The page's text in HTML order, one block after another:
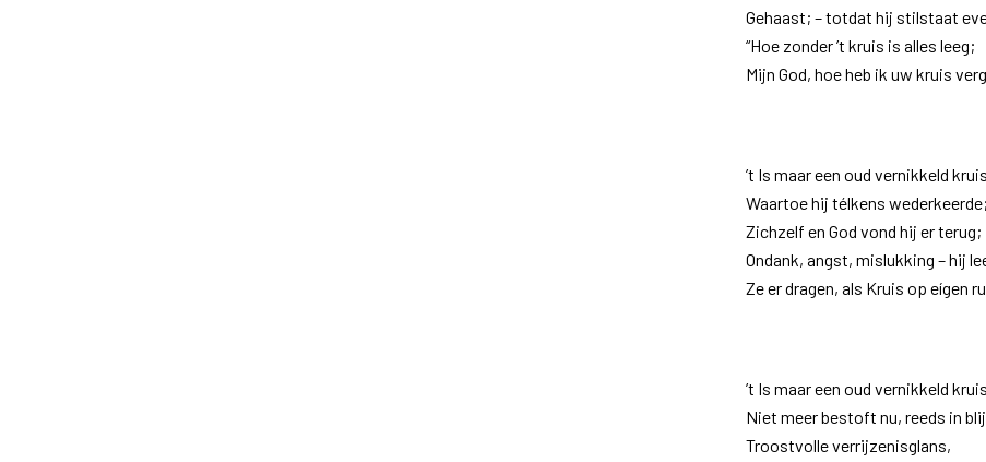
Gehaast; – totdat hij stilstaat
“Hoe zonder ’t kruis is alles leeg;
Mijn God, hoe heb ik uw kruis
’t Is maar een oud vernikkeld kruis
Waartoe hij télkens wederkeerde;
Zichzelf en God vond hij er terug;
Ondank, angst, mislukking – hij
Ze er dragen, als Kruis op eígen
’t Is maar een oud vernikkeld kruis
Niet meer bestoft nu, reeds in
Troostvolle verrijzenisglans,